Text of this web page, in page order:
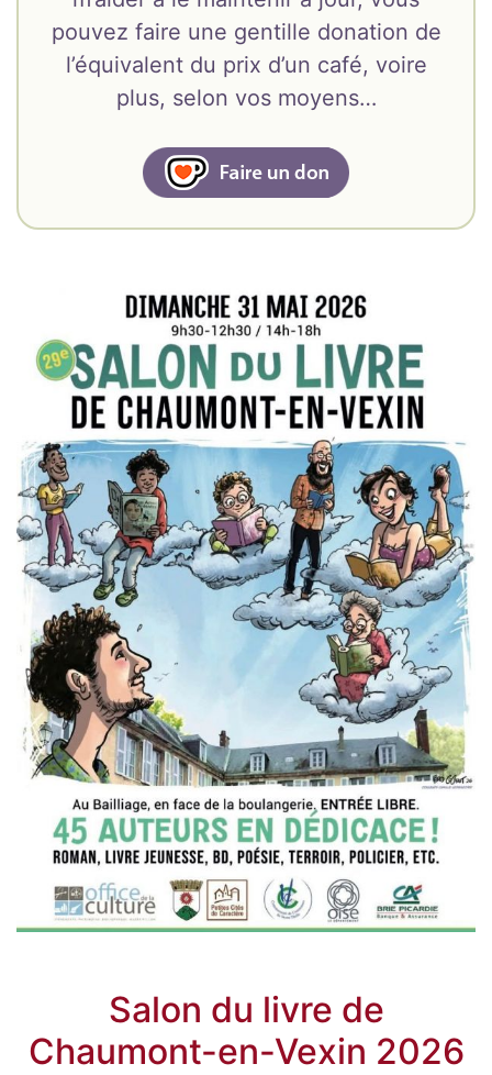
pouvez faire une gentille donation de
l’équivalent du prix d’un café, voire
plus, selon vos moyens…
Salon du livre de
Chaumont-en-Vexin 2026